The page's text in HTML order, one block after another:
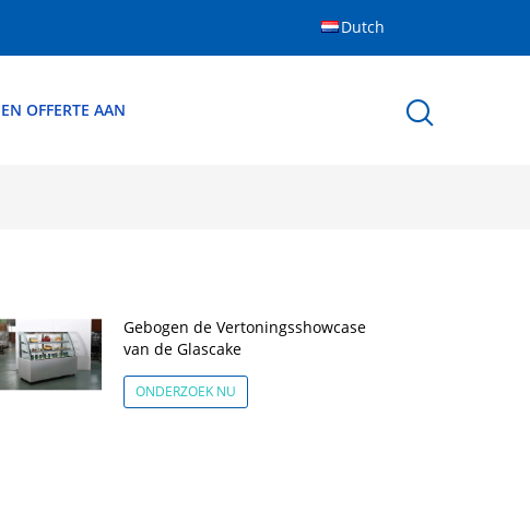
Dutch
OFFERTE AAN
Gebogen de Vertoningsshowcase
van de Glascake
ONDERZOEK NU